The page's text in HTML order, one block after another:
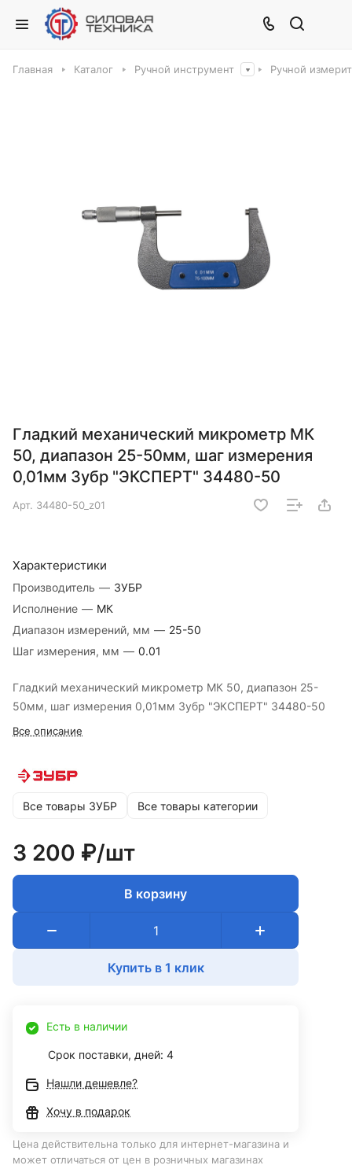
Главная Каталог Ручной инструмент Ручной
Гладкий механический микрометр МК
50, диапазон 25-50мм, шаг измерения
0,01мм Зубр "ЭКСПЕРТ" 34480-50
Арт. 34480-50_z01
Характеристики
Производитель — ЗУБР
Исполнение — МК
Диапазон измерений, мм — 25-50
Шаг измерения, мм — 0.01
Гладкий механический микрометр МК 50, диапазон 25-
50мм, шаг измерения 0,01мм Зубр "ЭКСПЕРТ" 34480-50
Все описание
Все товары ЗУБР Все товары категории
3 200 ₽/шт
В корзину
Купить в 1 клик
Есть в наличии
Срок поставки, дней: 4
Нашли дешевле?
Хочу в подарок
Цена действительна только для интернет-магазина и
может отличаться от цен в розничных магазинах